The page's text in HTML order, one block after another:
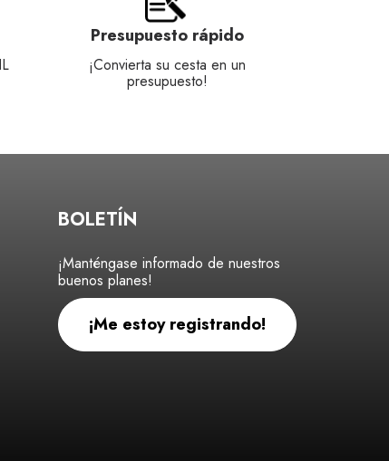
Presupuesto rápido
¡Convierta su cesta en un
presupuesto!
BOLETÍN
¡Manténgase informado de nuestros
buenos planes!
¡Me estoy registrando!